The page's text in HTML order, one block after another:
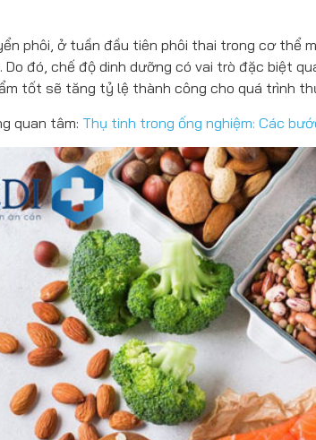
phôi, ở tuần đầu tiên phôi thai trong cơ thể
Do đó, chế độ dinh dưỡng có vai trò đặc biệt
tốt sẽ tăng tỷ lệ thành công cho quá trình
quan tâm: Thụ tinh trong ống nghiệm: Các